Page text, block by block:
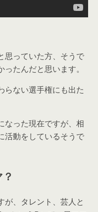
っていた方、そうで
たんだと思います。
らない選手権にも出た
なった現在ですが、相
活動をしているそうで
が、タレント、芸人と